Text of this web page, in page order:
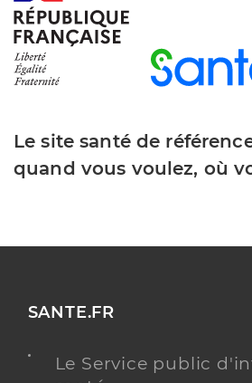
Le site santé de
quand vous voulez, où
SANTE.FR
Le Service public